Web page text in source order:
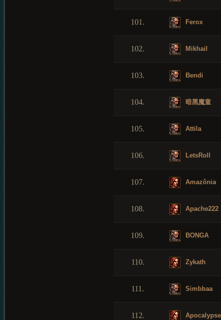
101. Ferox
102. Mikhail
103. Bendi
104. 暗黑魔童
105. Attila
106. LetsRoll
107. Amazônia
108. Apache222
109. BONGA
110. Zykath
111. Simbbaa
112. Apocalypse